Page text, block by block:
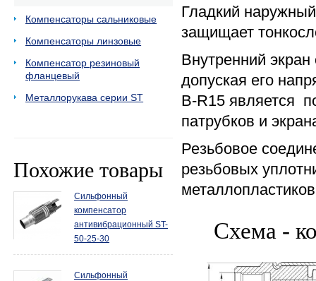
Компенсаторы сальниковые
Компенсаторы линзовые
Компенсатор резиновый
фланцевый
Металлорукава серии ST
Похожие товары
Сильфонный
компенсатор
антивибрационный ST-
50-25-30
Сильфонный
Гладкий
защищает
Внутренний
допуская его
B-R15 является
патрубков и
Резьбовое
резьбовых
Схема -